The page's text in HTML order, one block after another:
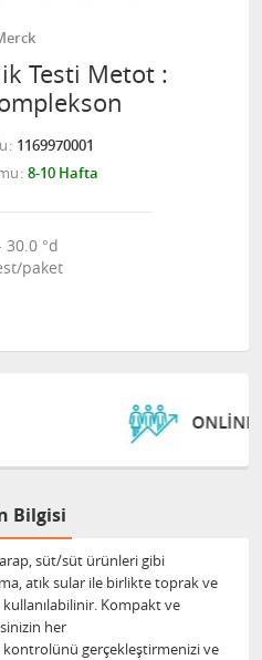
Testi Metot :
1169970001
8-10 Hafta
30.0 °d
paket
DESTEK VE EĞITIM
Bilgisi
süt/süt ürünleri gibi
atık sular ile birlikte toprak ve
Kompakt ve
her
gerçekleştirmenizi ve